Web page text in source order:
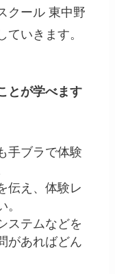
クール 東中野
いきます。
とが学べます
手ブラで体験
伝え、体験レ
ステムなどを
があればどん